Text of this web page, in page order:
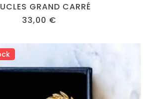
GRAND CARRÉ
33,00 €